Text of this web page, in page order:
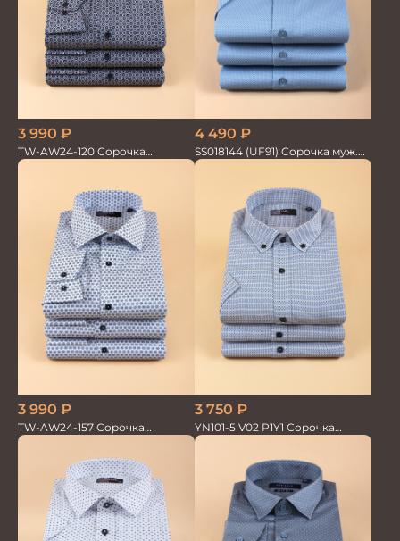
3 990 ₽
TW-AW24-120 Сорочка
мужская
4 490 ₽
SS018144 (UF91) Сорочка муж.
кр.рук. GROSTYLE PRIME
3 990 ₽
TW-AW24-157 Сорочка
мужская
3 750 ₽
YN101-5 V02 P1Y1 Сорочка
мужская